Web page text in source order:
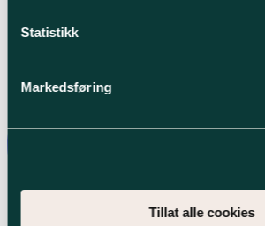
Statistikk
Markedsføring
Tillat alle cookies
Ring til din Designa-butikk